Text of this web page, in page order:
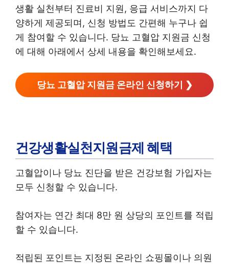
생활 실천부터 진료비 지원, 응급 서비스까지 다
양하게 제공되며, 신청 방법도 간편해 누구나 쉽
게 참여할 수 있습니다. 당뇨 고혈압 지원금 신청
에 대해 아래에서 상세 내용을 확인해보세요.
당뇨 고혈압 지원금 온라인 신청하기 ❯
건강생활실천지원금제 혜택
고혈압이나 당뇨 진단을 받은 건강보험 가입자는
모두 신청할 수 있습니다.
참여자는 연간 최대 8만 원 상당의 포인트를 적립
할 수 있습니다.
적립된 포인트는 지정된 온라인 쇼핑몰이나 의원